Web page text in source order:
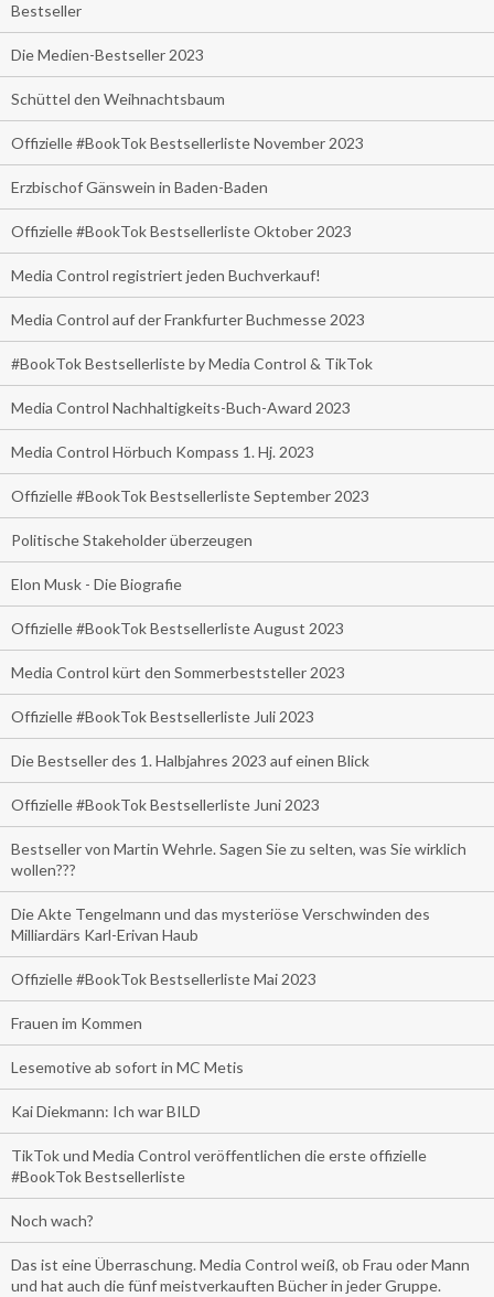
Bestseller
Die Medien-Bestseller 2023
Schüttel den Weihnachtsbaum
Offizielle #BookTok Bestsellerliste November 2023
Erzbischof Gänswein in Baden-Baden
Offizielle #BookTok Bestsellerliste Oktober 2023
Media Control registriert jeden Buchverkauf!
Media Control auf der Frankfurter Buchmesse 2023
#BookTok Bestsellerliste by Media Control & TikTok
Media Control Nachhaltigkeits-Buch-Award 2023
Media Control Hörbuch Kompass 1. Hj. 2023
Offizielle #BookTok Bestsellerliste September 2023
Politische Stakeholder überzeugen
Elon Musk - Die Biografie
Offizielle #BookTok Bestsellerliste August 2023
Media Control kürt den Sommerbeststeller 2023
Offizielle #BookTok Bestsellerliste Juli 2023
Die Bestseller des 1. Halbjahres 2023 auf einen Blick
Offizielle #BookTok Bestsellerliste Juni 2023
Bestseller von Martin Wehrle. Sagen Sie zu selten, was Sie wirklich
wollen???
Die Akte Tengelmann und das mysteriöse Verschwinden des
Milliardärs Karl-Erivan Haub
Offizielle #BookTok Bestsellerliste Mai 2023
Frauen im Kommen
Lesemotive ab sofort in MC Metis
Kai Diekmann: Ich war BILD
TikTok und Media Control veröffentlichen die erste offizielle
#BookTok Bestsellerliste
Noch wach?
Das ist eine Überraschung. Media Control weiß, ob Frau oder Mann
und hat auch die fünf meistverkauften Bücher in jeder Gruppe.